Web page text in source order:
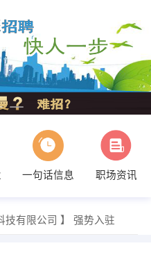
一句话信息
职场资讯
技有限公司 】 强势入驻